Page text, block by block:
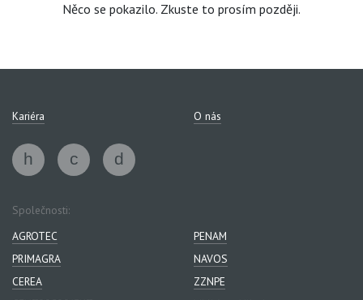
Něco se pokazilo. Zkuste to prosím později.
Kariéra O nás
Společnosti:
AGROTEC
PENAM
PRIMAGRA
NAVOS
CEREA
ZZNPE